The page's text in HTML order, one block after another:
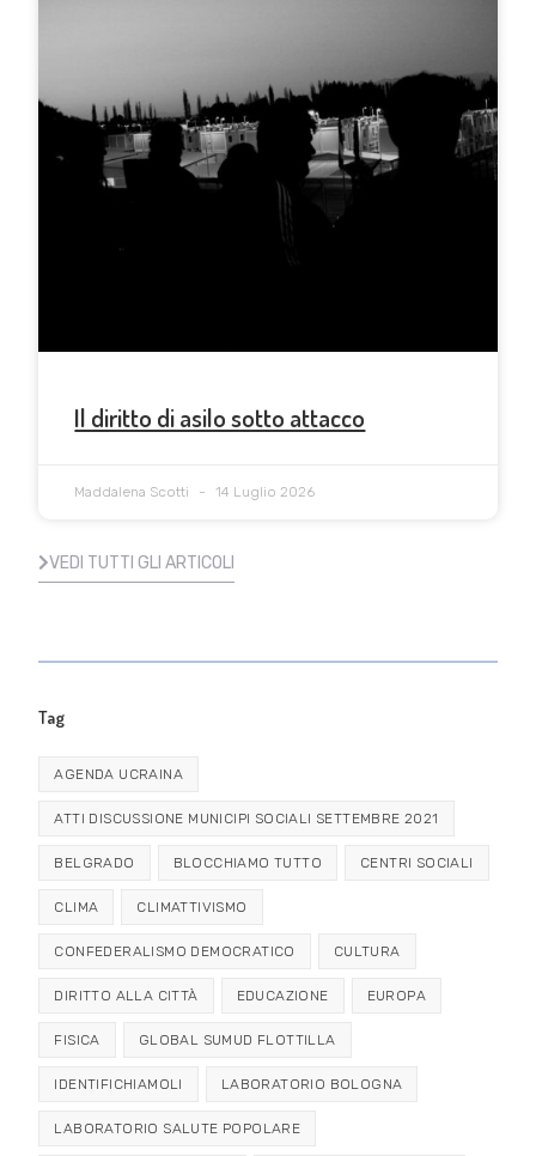
Il diritto di asilo sotto attacco
Maddalena Scotti 14 Luglio 2026
VEDI TUTTI GLI ARTICOLI
Tag
AGENDA UCRAINA
ATTI DISCUSSIONE MUNICIPI SOCIALI SETTEMBRE 2021
BELGRADO BLOCCHIAMO TUTTO CENTRI SOCIALI
CLIMA CLIMATTIVISMO
CONFEDERALISMO DEMOCRATICO CULTURA
DIRITTO ALLA CITTÀ EDUCAZIONE EUROPA
FISICA GLOBAL SUMUD FLOTTILLA
IDENTIFICHIAMOLI LABORATORIO BOLOGNA
LABORATORIO SALUTE POPOLARE